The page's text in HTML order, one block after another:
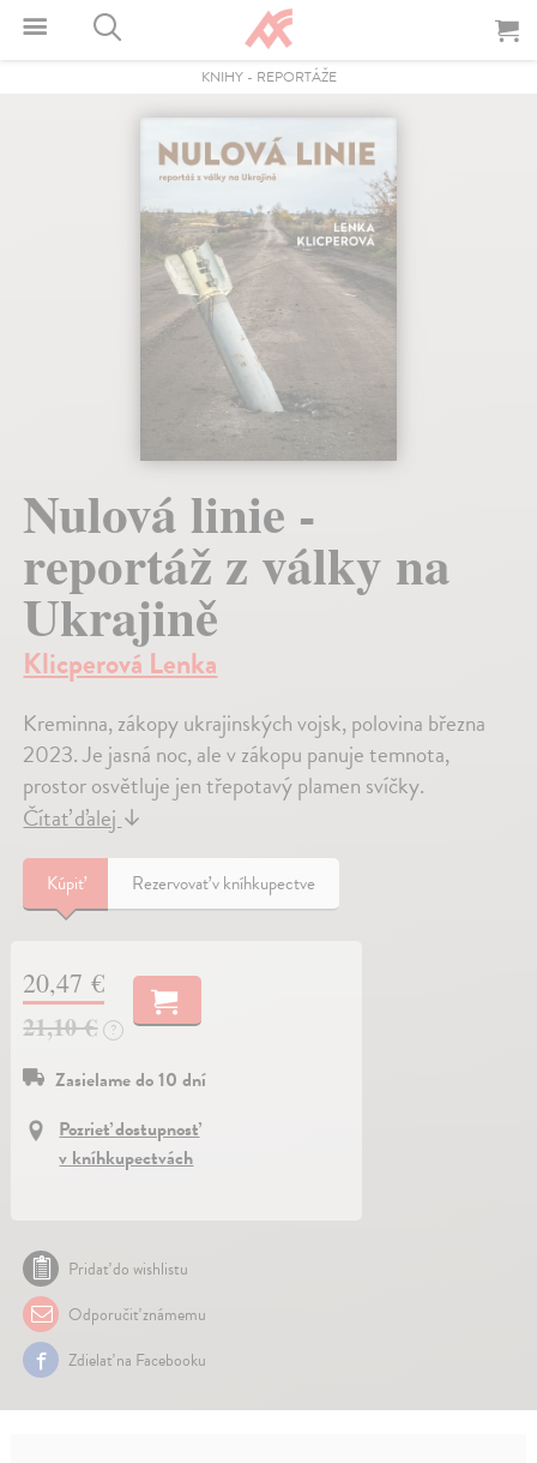
KNIHY- REPORTÁŽE
Nulová linie -
reportáž z války na
Ukrajině
Klicperová Lenka
Kreminna, zákopy ukrajinských vojsk, polovina března
2023. Je jasná noc, ale v zákopu panuje temnota,
prostor osvětluje jen třepotavý plamen svíčky.
Čítať ďalej↓
Kúpiť Rezervovať v kníhkupectve
20,47 €
21,10 €
?
Zasielame do 10 dní
Pozrieť dostupnosť
v kníhkupectvách
Pridať do wishlistu
Odporučiť známemu
Zdielať na Facebooku